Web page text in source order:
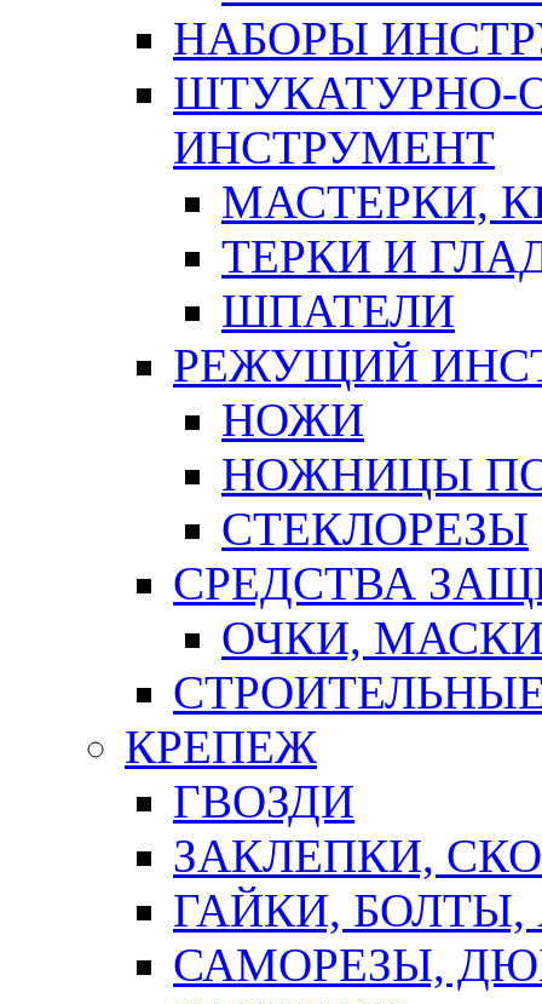
НАБОРЫ
ШТУКАТУРНО-
ИНСТРУМЕНТ
МАСТЕРКИ,
ТЕРКИ И
ШПАТЕЛИ
РЕЖУЩИЙ
НОЖИ
НОЖНИЦЫ
СТЕКЛОРЕЗЫ
СРЕДСТВА
ОЧКИ,
КРЕПЕЖ
ГВОЗДИ
ЗАКЛЕПКИ,
ГАЙКИ,
САМОРЕЗЫ,